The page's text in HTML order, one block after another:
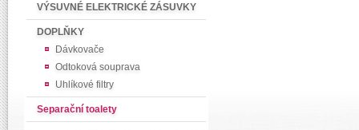
VÝSUVNÉ ELEKTRICKÉ ZÁSUVKY
DOPLŇKY
Dávkovače
Odtoková souprava
Uhlíkové filtry
Separační toalety